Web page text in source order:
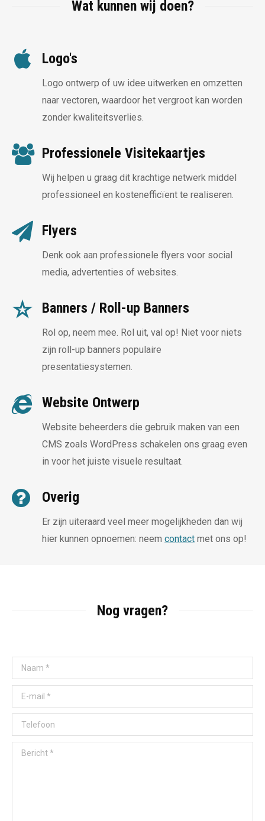
Wat kunnen wij doen?
Logo's
Logo ontwerp of uw idee uitwerken en omzetten
naar vectoren, waardoor het vergroot kan worden
zonder kwaliteitsverlies.
Professionele Visitekaartjes
Wij helpen u graag dit krachtige netwerk middel
professioneel en kostenefficïent te realiseren.
Flyers
Denk ook aan professionele flyers voor social
media, advertenties of websites.
Banners / Roll-up Banners
Rol op, neem mee. Rol uit, val op! Niet voor niets
zijn roll-up banners populaire
presentatiesystemen.
Website Ontwerp
Website beheerders die gebruik maken van een
CMS zoals WordPress schakelen ons graag even
in voor het juiste visuele resultaat.
Overig
Er zijn uiteraard veel meer mogelijkheden dan wij
hier kunnen opnoemen: neem contact met ons op!
Nog vragen?
Naam *
E-mail *
Telefoon
Bericht *